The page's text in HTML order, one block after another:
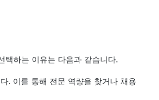
택하는 이유는 다음과 같습니다.
. 이를 통해 전문 역량을 찾거나 채용